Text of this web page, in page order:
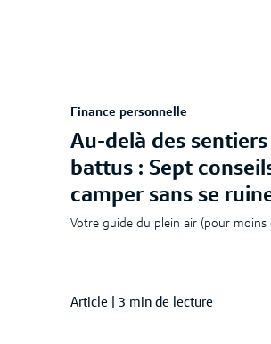
Finance personnelle
Au-delà des sentiers
battus : Sept
camper sans se
Votre guide du plein air (pour moins
Article 3 min de lecture